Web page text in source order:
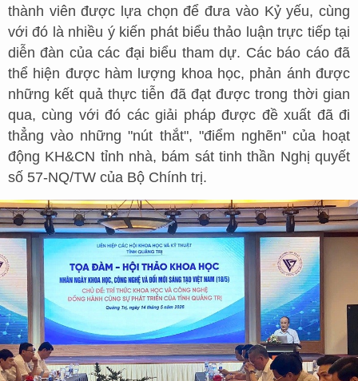
thành viên được lựa chọn để đưa vào Kỷ yếu, cùng
với đó là nhiều ý kiến phát biểu thảo luận trực tiếp tại
diễn đàn của các đại biểu tham dự. Các báo cáo đã
thể hiện được hàm lượng khoa học, phản ánh được
những kết quả thực tiễn đã đạt được trong thời gian
qua, cùng với đó các giải pháp được đề xuất đã đi
thẳng vào những "nút thắt", "điểm nghẽn" của hoạt
động KH&CN tỉnh nhà, bám sát tinh thần Nghị quyết
số 57-NQ/TW của Bộ Chính trị.